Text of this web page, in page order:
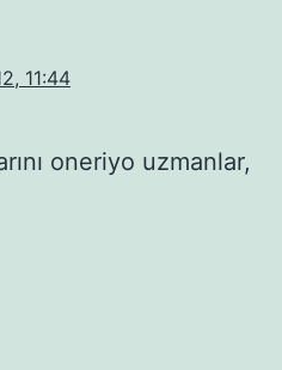
11:44
oneriyo uzmanlar,